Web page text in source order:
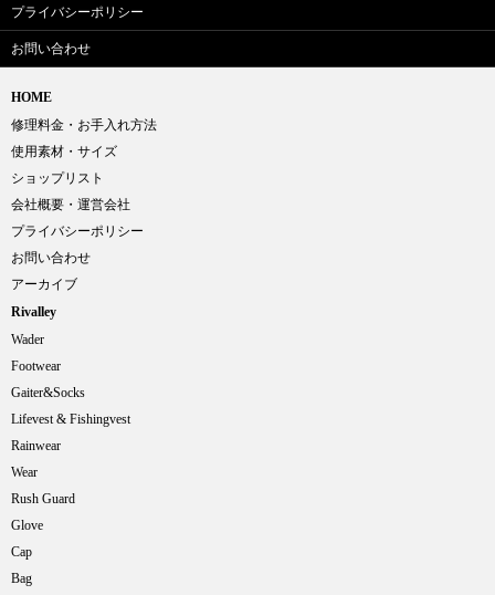
プライバシーポリシー
お問い合わせ
HOME
修理料金・お手入れ方法
使用素材・サイズ
ショップリスト
会社概要・運営会社
プライバシーポリシー
お問い合わせ
アーカイブ
Rivalley
Wader
Footwear
Gaiter&Socks
Lifevest & Fishingvest
Rainwear
Wear
Rush Guard
Glove
Cap
Bag